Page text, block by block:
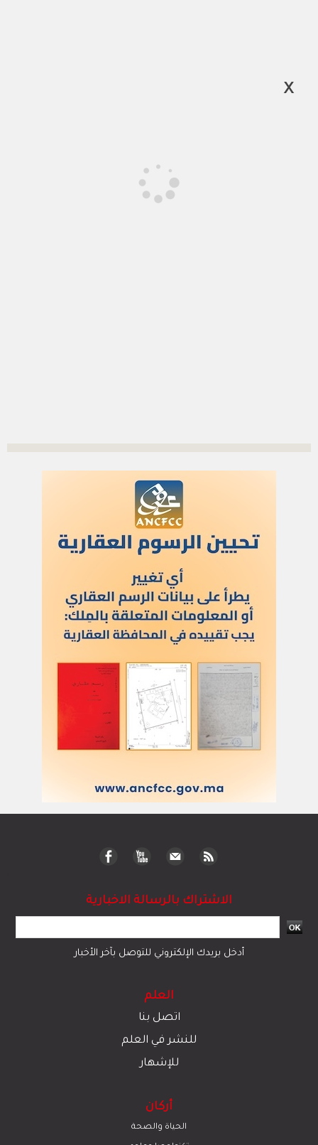
الاشتراك بالرسالة الاخبارية
أدخل بريدك الإلكتروني للتوصل بآخر الأخبار
اتصل بنا
للنشر في العلم
للإشهار
أركان
دولي
مجتمع
© 2023 جميع الحقوق محفوظة لموقع العلم
تبادل المحتوى